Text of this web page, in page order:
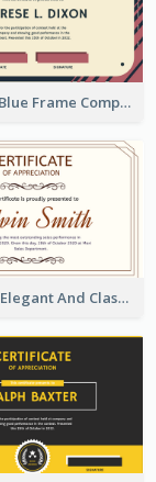
Pink And Blue Frame Company Certificate
Pale Kaki Elegant And Classic Certificate Design